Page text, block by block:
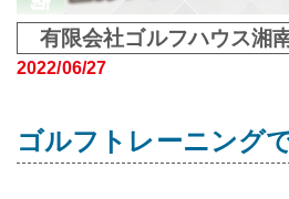
有限会社ゴルフハウス湘
2022/06/27
ゴルフトレーニング